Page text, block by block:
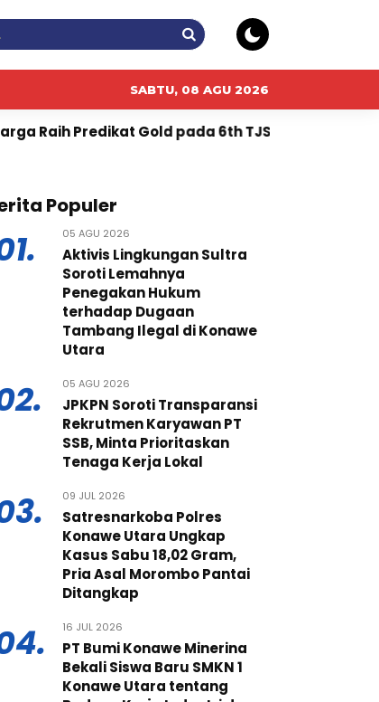
SABTU, 08 AGU 2026
pada 6th TJSL & CSR Award 2026
Populer
05 AGU 2026
Aktivis Lingkungan Sultra
Soroti Lemahnya
Penegakan Hukum
terhadap Dugaan
Tambang Ilegal di Konawe
Utara
05 AGU 2026
JPKPN Soroti Transparansi
Rekrutmen Karyawan PT
SSB, Minta Prioritaskan
Tenaga Kerja Lokal
09 JUL 2026
Satresnarkoba Polres
Konawe Utara Ungkap
Kasus Sabu 18,02 Gram,
Pria Asal Morombo Pantai
Ditangkap
16 JUL 2026
PT Bumi Konawe Minerina
Bekali Siswa Baru SMKN 1
Konawe Utara tentang